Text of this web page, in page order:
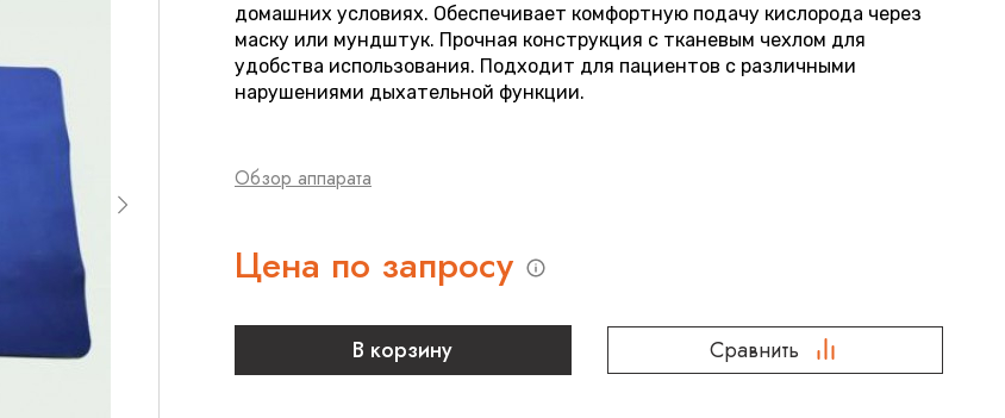
домашних условиях. Обеспечивает комфортную подачу кислорода через
маску или мундштук. Прочная конструкция с тканевым чехлом для
удобства использования. Подходит для пациентов с различными
нарушениями дыхательной функции.
Обзор аппарата
Цена по запросу
В корзину Сравнить